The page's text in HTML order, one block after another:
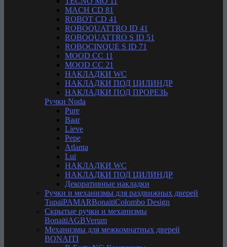
MACH CD 81
ROBOT CD 41
ROBOQUATTRO ID 41
ROBOQUATTRO S ID 51
ROBOCINQUE S ID 71
MOOD CC 11
MOOD CC 21
НАКЛАДКИ WC
НАКЛАДКИ ПОД ЦИЛИНДР
НАКЛАДКИ ПОД ПРОРЕЗЬ
Ручки Nuda
Pure
Baar
Lieve
Pepe
Atlanta
Lui
НАКЛАДКИ WC
НАКЛАДКИ ПОД ЦИЛИНДР
Декоративные накладки
Ручки и механизмы для раздвижных дверей
TupaiPAMARBonaitiColombo Design
Скрытые ручки и механизмы
BonaitiAGBVerum
Механизмы для межкомнатных дверей
BONAITI